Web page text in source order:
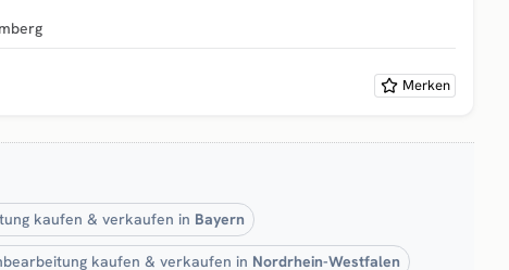
Merken
kaufen & verkaufen in Bayern
kaufen & verkaufen in Nordrhein-Westfalen